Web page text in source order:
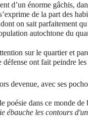
d’un énorme gâchis,
de la part des
on sait parfaitement
autochtone du
sur le quartier et
défense ont fait peindre
devenue, avec ses
poésie dans ce monde
ébauche les contours